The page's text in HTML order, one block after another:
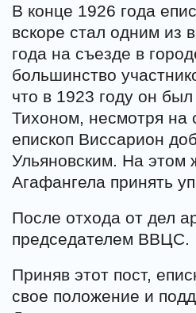
В конце 1926 года
вскоре стал одним из
года на съезде в
большинство
что в 1923 году он
Тихоном, несмотря на
епископ Виссарион
Ульяновским. На этом
Агафангела принять
После отхода от дел
председателем ВВЦС.
Приняв этот пост,
свое положение и